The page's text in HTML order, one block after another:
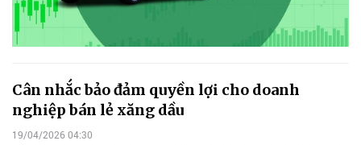
Cân nhắc bảo đảm quyền lợi cho doanh
nghiệp bán lẻ xăng dầu
19/04/2026 04:30